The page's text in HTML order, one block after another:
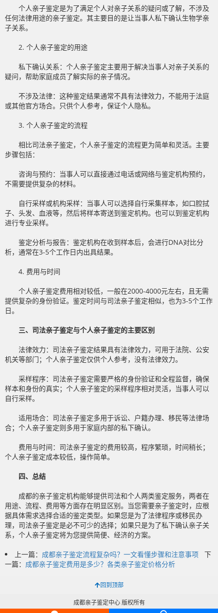
个人亲子鉴定是为了满足个人对亲子关系的疑问或了解，不涉及
任何法律用途的亲子鉴定。其主要目的是让当事人私下确认生物学亲
子关系。
2. 个人亲子鉴定的用途
私下确认关系：个人亲子鉴定主要用于解决当事人对亲子关系的
疑问，帮助家庭成员了解实际的亲子情况。
不涉及法律：这种鉴定结果通常不具有法律效力，不能用于法庭
或其他官方场合。只供个人参考，保证个人隐私。
3. 个人亲子鉴定的流程
相比司法亲子鉴定，个人亲子鉴定的流程更为简单和灵活。主要
步骤包括：
咨询与预约：当事人可以直接通过电话或网络与鉴定机构预约，
不需要提供复杂的材料。
自行采样或机构采样：当事人可以选择自行采集样本，如口腔拭
子、头发、血液等，然后将样本寄送到鉴定机构。也可以到鉴定机构
进行专业采样。
鉴定分析与报告：鉴定机构在收到样本后，会进行DNA对比分
析，通常在3-5个工作日内出具结果。
4. 费用与时间
个人亲子鉴定费用相对较低，一般在2000-4000元左右，且无需
提供复杂的身份验证。鉴定时间与司法亲子鉴定相似，也为3-5个工作
日。
三、司法亲子鉴定与个人亲子鉴定的主要区别
法律效力：司法亲子鉴定结果具有法律效力，可用于法院、公安
机关等部门；个人亲子鉴定仅供个人参考，没有法律效力。
采样程序：司法亲子鉴定需要严格的身份验证和全程监督，确保
样本和身份的真实；个人亲子鉴定的采样程序相对灵活，当事人可以
自行采样。
适用场合：司法亲子鉴定多用于诉讼、户籍办理、移民等法律场
合；个人亲子鉴定则多用于家庭内部的私下确认。
费用与时间：司法亲子鉴定的费用较高，程序繁琐，时间稍长；
个人亲子鉴定成本较低，操作简单。
四、总结
成都的亲子鉴定机构能够提供司法和个人两类鉴定服务，两者在
用途、流程、费用等方面存在明显区别。当您需要亲子鉴定时，应根
据具体需求选择合适的鉴定类型。如果您是为了法律程序或移民办
理，司法亲子鉴定是必不可少的选择；如果只是为了私下确认亲子关
系，个人亲子鉴定将为您提供简便、经济的方案。
上一篇： 成都亲子鉴定流程复杂吗？一文看懂步骤和注意事项 下
一篇： 成都亲子鉴定费用是多少？各类亲子鉴定价格分析
回到顶部
成都亲子鉴定中心 版权所有